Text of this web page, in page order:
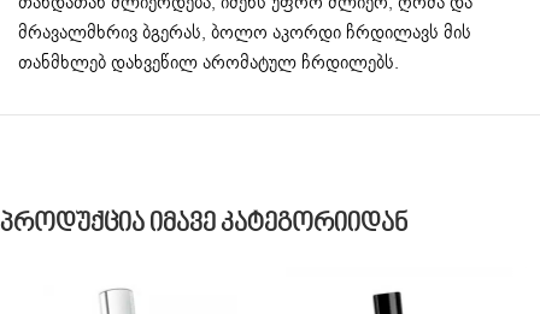
მრავალმხრივ ბგერას, ბოლო აკორდი ჩრდილავს მის
თანმხლებ დახვეწილ არომატულ ჩრდილებს.
Პროდუქცია Იმავე Კატეგორიიდან